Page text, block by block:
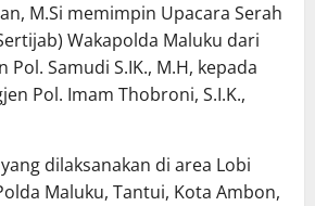
M.Si memimpin Upacara Serah
Wakapolda Maluku dari
Pol. Samudi S.IK., M.H, kepada
Pol. Imam Thobroni, S.I.K.,
dilaksanakan di area Lobi
Maluku, Tantui, Kota Ambon,